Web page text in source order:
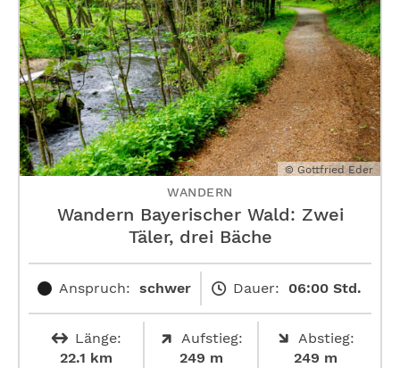
© Gottfried Eder
WANDERN
Wandern Bayerischer Wald: Zwei
Täler, drei Bäche
Anspruch: schwer Dauer: 06:00 Std.
Länge:
22.1 km
Aufstieg:
249 m
Abstieg:
249 m